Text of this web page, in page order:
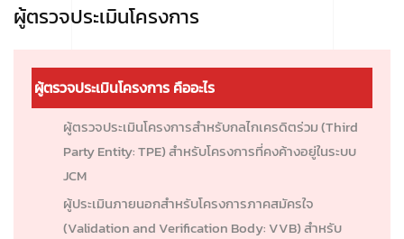
ผู้ตรวจประเมินโครงการ
ผู้ตรวจประเมินโครงการ คืออะไร
ผู้ตรวจประเมินโครงการสำหรับกลไกเครดิตร่วม (Third
Party Entity: TPE) สำหรับโครงการที่คงค้างอยู่ในระบบ
JCM
ผู้ประเมินภายนอกสำหรับโครงการภาคสมัครใจ
(Validation and Verification Body: VVB) สำหรับ